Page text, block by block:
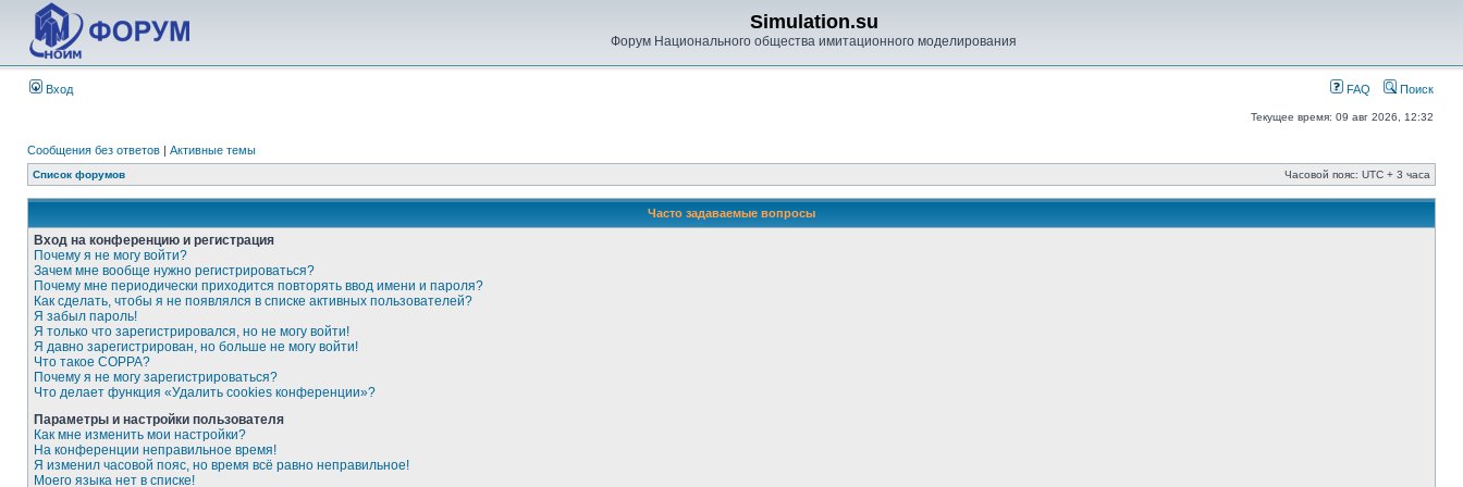
Simulation.su
Форум Национального общества имитационного моделирования
Вход FAQ Поиск
Текущее время: 09 авг 2026, 12:32
Сообщения без ответов | Активные темы
Список форумов Часовой пояс: UTC + 3 часа
Часто задаваемые вопросы
Вход на конференцию и регистрация
Почему я не могу войти?
Зачем мне вообще нужно регистрироваться?
Почему мне периодически приходится повторять ввод имени и пароля?
Как сделать, чтобы я не появлялся в списке активных пользователей?
Я забыл пароль!
Я только что зарегистрировался, но не могу войти!
Я давно зарегистрирован, но больше не могу войти!
Что такое COPPA?
Почему я не могу зарегистрироваться?
Что делает функция «Удалить cookies конференции»?
Параметры и настройки пользователя
Как мне изменить мои настройки?
На конференции неправильное время!
Я изменил часовой пояс, но время всё равно неправильное!
Моего языка нет в списке!